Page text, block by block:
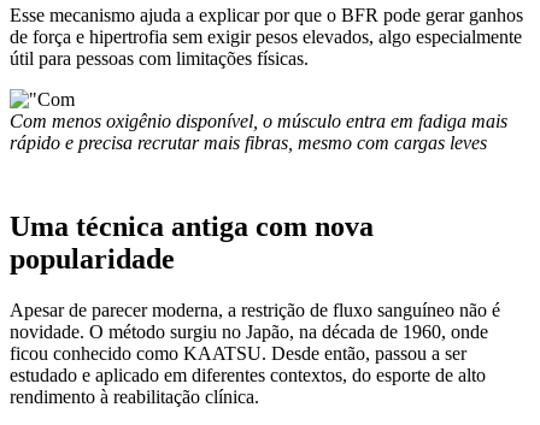
Esse mecanismo ajuda a explicar por que o BFR pode gerar ganhos
de força e hipertrofia sem exigir pesos elevados, algo especialmente
útil para pessoas com limitações físicas.
Com menos oxigênio disponível, o músculo entra em fadiga mais
rápido e precisa recrutar mais fibras, mesmo com cargas leves
Uma técnica antiga com nova
popularidade
Apesar de parecer moderna, a restrição de fluxo sanguíneo não é
novidade. O método surgiu no Japão, na década de 1960, onde
ficou conhecido como KAATSU. Desde então, passou a ser
estudado e aplicado em diferentes contextos, do esporte de alto
rendimento à reabilitação clínica.